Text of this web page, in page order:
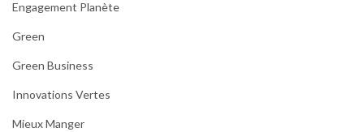
Engagement Planète
Green
Green Business
Innovations Vertes
Mieux Manger